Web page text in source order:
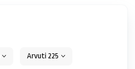
Arvuti 225